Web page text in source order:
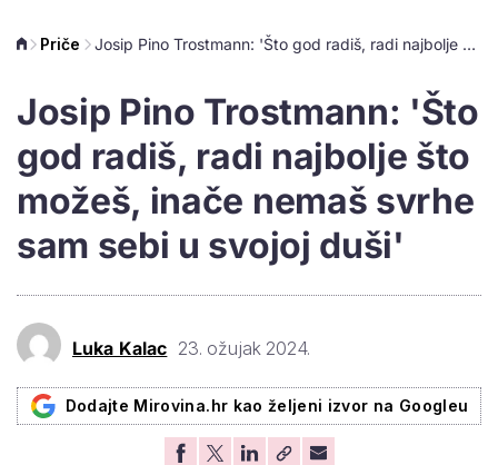
Priče Josip Pino Trostmann: 'Što god radiš, radi najbolje što možeš, inače nemaš svrhe sam sebi u svojoj duši'
Josip Pino Trostmann: 'Što
god radiš, radi najbolje što
možeš, inače nemaš svrhe
sam sebi u svojoj duši'
Luka Kalac 23. ožujak 2024.
Dodajte Mirovina.hr kao željeni izvor na Googleu